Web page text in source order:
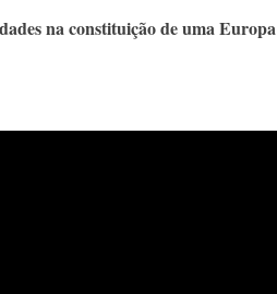
na constituição de uma Europa